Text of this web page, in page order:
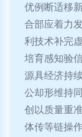
优例断适移
合部应着力
利技术补完
培育感知验
源具经济持
公却形维持
创以质量重
体传等链操